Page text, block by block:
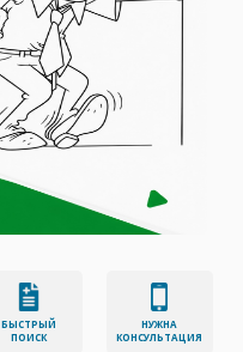
БЫСТРЫЙ
ПОИСК
НУЖНА
КОНСУЛЬТАЦИЯ